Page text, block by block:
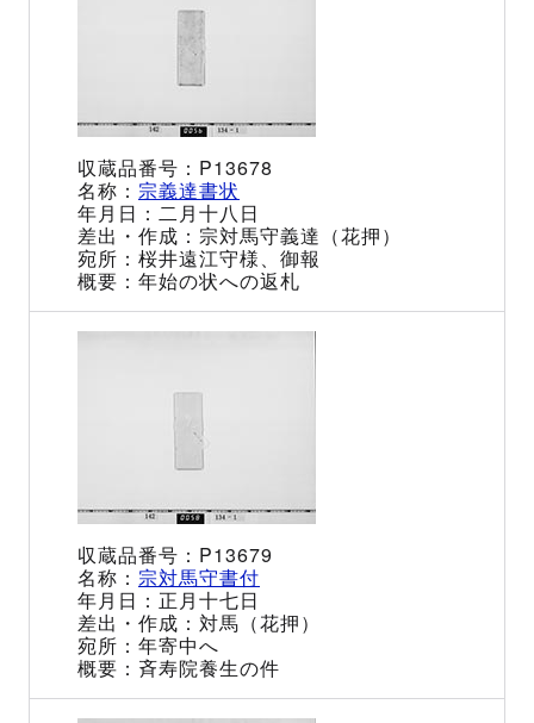
P13678
宗義達書状
二月十八日
宗対馬守義達（花押）
桜井遠江守様、御報
年始の状への返札
P13679
宗対馬守書付
正月十七日
対馬（花押）
年寄中へ
斉寿院養生の件